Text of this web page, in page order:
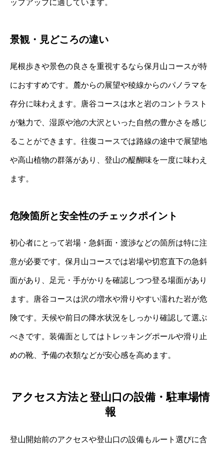
ップアップに適しています。
景観・見どころの違い
尾根歩きや景色の良さを重視するなら保月山コースが特
におすすめです。麓からの展望や稜線からのパノラマを
存分に味わえます。唐谷コースは水と岩のコントラスト
が魅力で、湿原や池の大沢といった自然の豊かさを感じ
ることができます。往復コースでは路線の途中で展望地
や高山植物の群落があり、登山の醍醐味を一度に味わえ
ます。
危険箇所と安全性のチェックポイント
初心者にとって岩場・急斜面・渡渉などの箇所は特に注
意が必要です。保月山コースでは岩場や切窓直下の急斜
面があり、足元・手がかりを確認しつつ登る場面があり
ます。唐谷コースは沢の増水や滑りやすい濡れた岩が危
険です。天候や前日の降水状況をしっかり確認して選ぶ
べきです。装備面としてはトレッキングポールや滑り止
めの靴、予備の衣類などが安心感を高めます。
アクセス方法と登山口の設備・駐車場情
報
登山開始前のアクセスや登山口の設備もルート選びに含